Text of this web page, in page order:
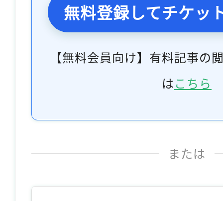
無料登録してチケッ
【無料会員向け】有料記事の
はこちら
または